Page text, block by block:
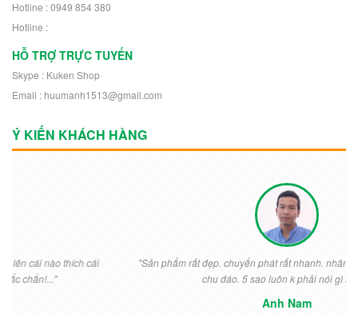
Hotline : 0949 854 380
Hotline :
HỖ TRỢ TRỰC TUYẾN
Skype : Kuken Shop
Email : huumanh1513@gmail.com
Ý KIẾN KHÁCH HÀNG
"Sản phẩm rất đẹp. chuyển phát rất nhanh. nhân viên shop nhiệt tình
chu đáo. 5 sao luôn k phải nói gì nữa..."